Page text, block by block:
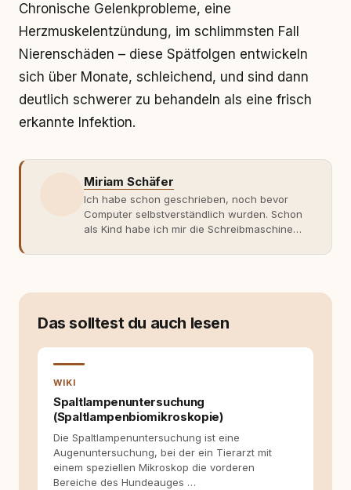
Chronische Gelenkprobleme, eine
Herzmuskelentzündung, im schlimmsten Fall
Nierenschäden – diese Spätfolgen entwickeln
sich über Monate, schleichend, und sind dann
deutlich schwerer zu behandeln als eine frisch
erkannte Infektion.
Miriam Schäfer
Ich habe schon geschrieben, noch bevor
Computer selbstverständlich wurden. Schon
als Kind habe ich mir die Schreibmaschine
getippt: Geschichten, Beobachtungen,
weniger guten Erfahrungen. Umso mehr hat
erlebt habe, wie verantwortungsvoll und
bewusst gute Hundehaltung funktionieren
als Content Managerin an vielen Stellen
beteiligt, an denen aus Ideen fertige Beiträge
werden. Ich recherchiere Themen, plane
Inhalte, schreibe Artikel, begleite Gastbeiträge
redaktionell, veröffentliche Texte und betreue
die Social-Media-Kanäle. Mein Blick richtet
Das solltest du auch lesen
WIKI
Spaltlampenuntersuchung
(Spaltlampenbiomikroskopie)
Die Spaltlampenuntersuchung ist eine
Augenuntersuchung, bei der ein Tierarzt mit
einem speziellen Mikroskop die vorderen
Bereiche des Hundeauges …